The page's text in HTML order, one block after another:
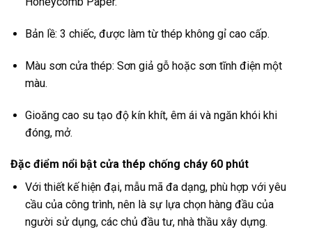
Bản lề: 3 chiếc, được làm từ thép không gỉ cao cấp.
Màu sơn cửa thép: Sơn giả gỗ hoặc sơn tĩnh điện một
màu.
Gioăng cao su tạo độ kín khít, êm ái và ngăn khói khi
đóng, mở.
Đặc điểm nổi bật cửa thép chống cháy 60 phút
Với thiết kế hiện đại, mẫu mã đa dạng, phù hợp với yêu
cầu của công trình, nên là sự lựa chọn hàng đầu của
người sử dụng, các chủ đầu tư, nhà thầu xây dựng.